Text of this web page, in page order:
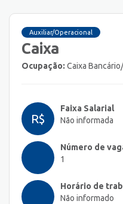
Auxiliar/Operacional
Caixa
Ocupação: Caixa
R$
Faixa Salarial
Não informada
Número de
1
Horário de
Não informado